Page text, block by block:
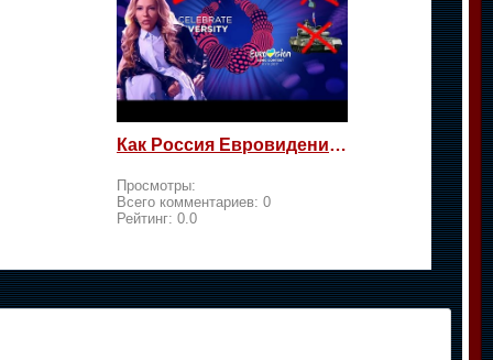
Как Россия Евровидение на жалость берет
Просмотры:
Всего комментариев: 0
Рейтинг: 0.0